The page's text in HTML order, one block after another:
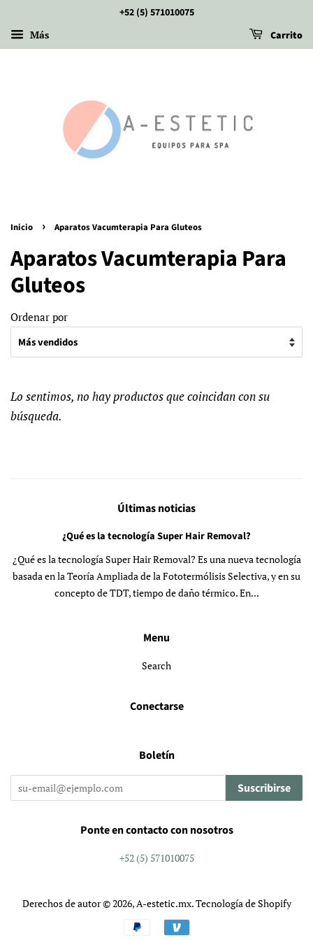
+52 (5) 571010075
Más Carrito
Inicio › Aparatos Vacumterapia Para Gluteos
Aparatos Vacumterapia Para
Gluteos
Ordenar por
Lo sentimos, no hay productos que coincidan con su
búsqueda.
Últimas noticias
¿Qué es la tecnología Super Hair Removal?
¿Qué es la tecnología Super Hair Removal? Es una nueva tecnología
basada en la Teoría Ampliada de la Fototermólisis Selectiva, y en su
concepto de TDT, tiempo de daño térmico. En...
Menu
Search
Conectarse
Boletín
Suscribirse
Ponte en contacto con nosotros
+52 (5) 571010075
Derechos de autor © 2026, A-estetic.mx.Tecnología de Shopify
Métodos